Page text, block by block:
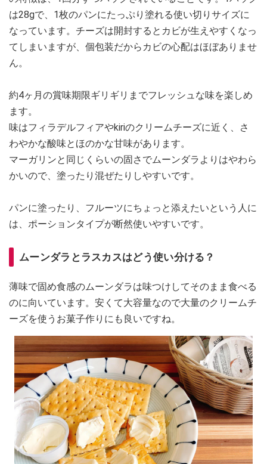
は28gで、1枚のパンにたっぷり塗れる使い切りサイズに
なっています。チーズは開封するとカビが生えやすくなっ
てしまいますが、個包装だからカビの心配はほぼありませ
ん。
約4ヶ月の賞味期限ギリギリまでフレッシュな味を楽しめ
ます。
味はフィラデルフィアやkiriのクリームチーズに近く、さ
わやかな酸味とほのかな甘味があります。
マーガリンと同じくらいの固さでムーンダラよりはやわら
かいので、塗ったり混ぜたりしやすいです。
パンに塗ったり、フルーツにちょっと添えたいという人に
は、ポーションタイプが断然使いやすいです。
ムーンダラとラスカスはどう使い分ける？
薄味で固め食感のムーンダラは味つけしてそのまま食べる
のに向いています。安くて大容量なので大量のクリームチ
ーズを使うお菓子作りにも良いですね。